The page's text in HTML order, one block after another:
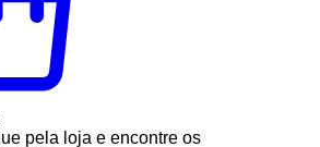
pela loja e encontre os